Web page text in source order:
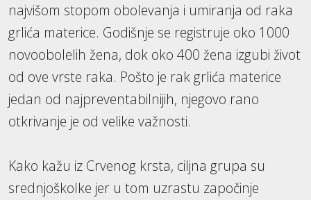
najvišom stopom obolevanja i umiranja od raka
grlića materice. Godišnje se registruje oko 1000
novoobolelih žena, dok oko 400 žena izgubi život
od ove vrste raka. Pošto je rak grlića materice
jedan od najpreventabilnijih, njegovo rano
otkrivanje je od velike važnosti.
Kako kažu iz Crvenog krsta, ciljna grupa su
srednjoškolke jer u tom uzrastu započinje